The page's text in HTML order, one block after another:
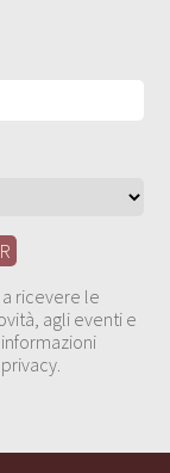
ricevere le
agli eventi e